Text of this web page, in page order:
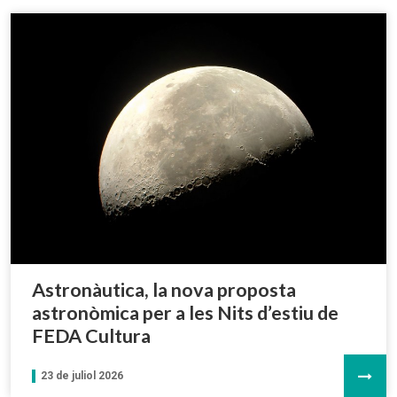
Astronàutica, la nova proposta
astronòmica per a les Nits d’estiu de
FEDA Cultura
23 de juliol 2026